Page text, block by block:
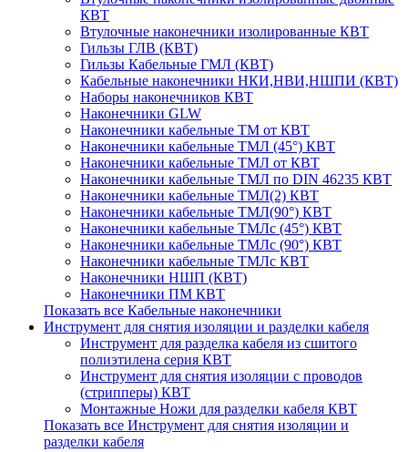
КВТ
Втулочные наконечники изолированные КВТ
Гильзы ГЛВ (КВТ)
Гильзы Кабельные ГМЛ (КВТ)
Кабельные наконечники НКИ,НВИ,НШПИ (КВТ)
Наборы наконечников КВТ
Наконечники GLW
Наконечники кабельные ТМ от КВТ
Наконечники кабельные ТМЛ (45°) КВТ
Наконечники кабельные ТМЛ от КВТ
Наконечники кабельные ТМЛ по DIN 46235 КВТ
Наконечники кабельные ТМЛ(2) КВТ
Наконечники кабельные ТМЛ(90°) КВТ
Наконечники кабельные ТМЛс (45°) КВТ
Наконечники кабельные ТМЛс (90°) КВТ
Наконечники кабельные ТМЛс КВТ
Наконечники НШП (КВТ)
Наконечники ПМ КВТ
Показать все Кабельные наконечники
Инструмент для снятия изоляции и разделки кабеля
Инструмент для разделка кабеля из сшитого
полиэтилена серия КВТ
Инструмент для снятия изоляции с проводов
(стрипперы) КВТ
Монтажные Ножи для разделки кабеля КВТ
Показать все Инструмент для снятия изоляции и
разделки кабеля